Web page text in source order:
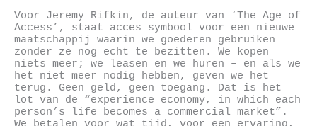
Voor Jeremy Rifkin, de auteur van ‘The Age of
Access’, staat acces symbool voor een nieuwe
maatschappij waarin we goederen gebruiken
zonder ze nog echt te bezitten. We kopen
niets meer; we leasen en we huren – en als we
het niet meer nodig hebben, geven we het
terug. Geen geld, geen toegang. Dat is het
lot van de “experience economy, in which each
person’s life becomes a commercial market”.